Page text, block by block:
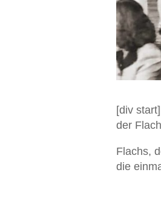
[div
der
Flachs,
die